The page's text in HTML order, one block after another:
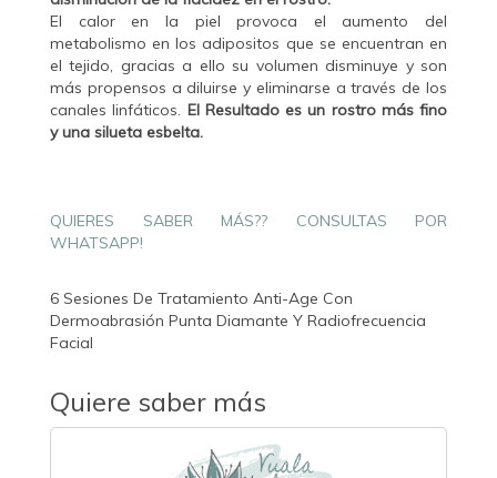
El calor en la piel provoca el aumento del
metabolismo en los adipositos que se encuentran en
el tejido, gracias a ello su volumen disminuye y son
más propensos a diluirse y eliminarse a través de los
canales linfáticos. El Resultado es un rostro más fino
y una silueta esbelta.
QUIERES SABER MÁS?? CONSULTAS POR
WHATSAPP!
6 Sesiones De Tratamiento Anti-Age Con
Dermoabrasión Punta Diamante Y Radiofrecuencia
Facial
Quiere saber más